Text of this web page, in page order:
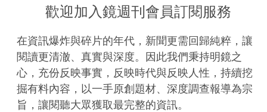
歡迎加入鏡週刊會員訂閱服務
在資訊爆炸與碎片的年代，新聞更需回歸純粹，讓
閱讀更清澈、真實與深度。因此我們秉持明鏡之
心，充份反映事實，反映時代與反映人性，持續挖
掘有料內容，以一手原創題材、深度調查報導為宗
旨，讓閱聽大眾獲取最完整的資訊。